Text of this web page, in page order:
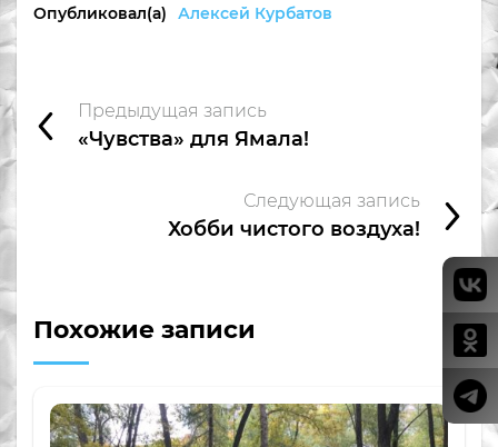
Опубликовал(а) Алексей Курбатов
Предыдущая запись
«Чувства» для Ямала!
Следующая запись
Хобби чистого воздуха!
Похожие записи